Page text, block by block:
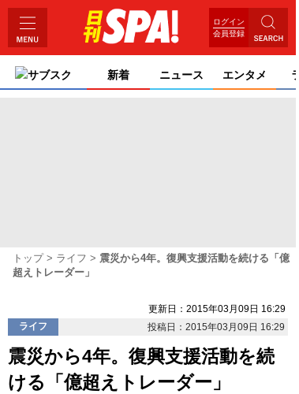
ログイン
会員登録
サブスク 新着 ニュース エンタメ
トップ ライフ
震災から4年。復興支援活動を続ける「億
超えトレーダー」
更新日：2015年03月09日 16:29
ライフ
投稿日：2015年03月09日 16:29
震災から4年。復興支援活動を続
ける「億超えトレーダー」